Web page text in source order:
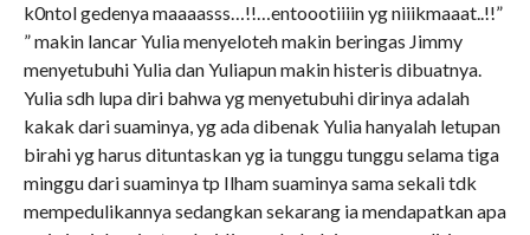
k0ntol gedenya maaaasss…!!…entoootiiiin yg niiikmaaat..!!”
” makin lancar Yulia menyeloteh makin beringas Jimmy
menyetubuhi Yulia dan Yuliapun makin histeris dibuatnya.
Yulia sdh lupa diri bahwa yg menyetubuhi dirinya adalah
kakak dari suaminya, yg ada dibenak Yulia hanyalah letupan
birahi yg harus dituntaskan yg ia tunggu tunggu selama tiga
minggu dari suaminya tp Ilham suaminya sama sekali tdk
mempedulikannya sedangkan sekarang ia mendapatkan apa